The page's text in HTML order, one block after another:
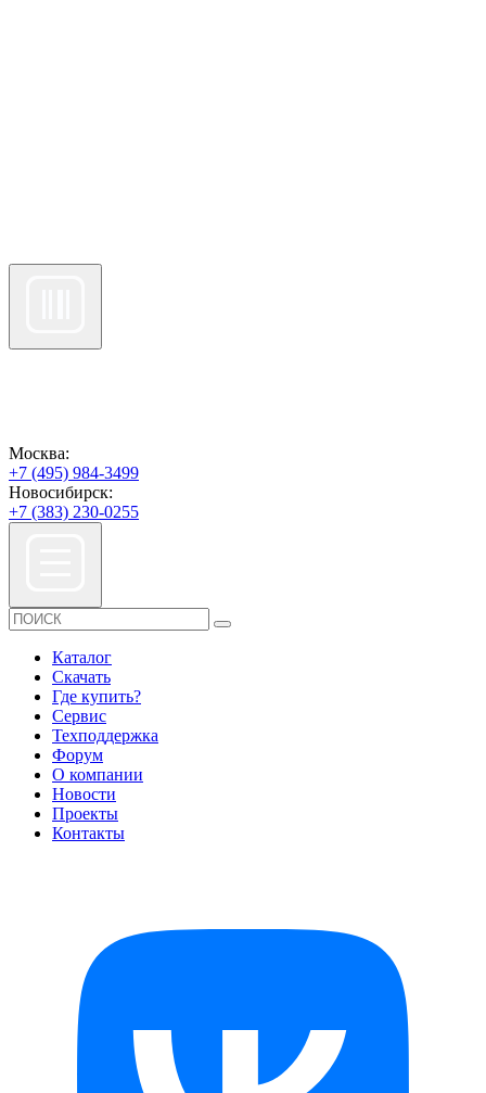
Москва:
+7 (495) 984-3499
Новосибирск:
+7 (383) 230-0255
Каталог
Скачать
Где купить?
Сервис
Техподдержка
Форум
О компании
Новости
Проекты
Контакты